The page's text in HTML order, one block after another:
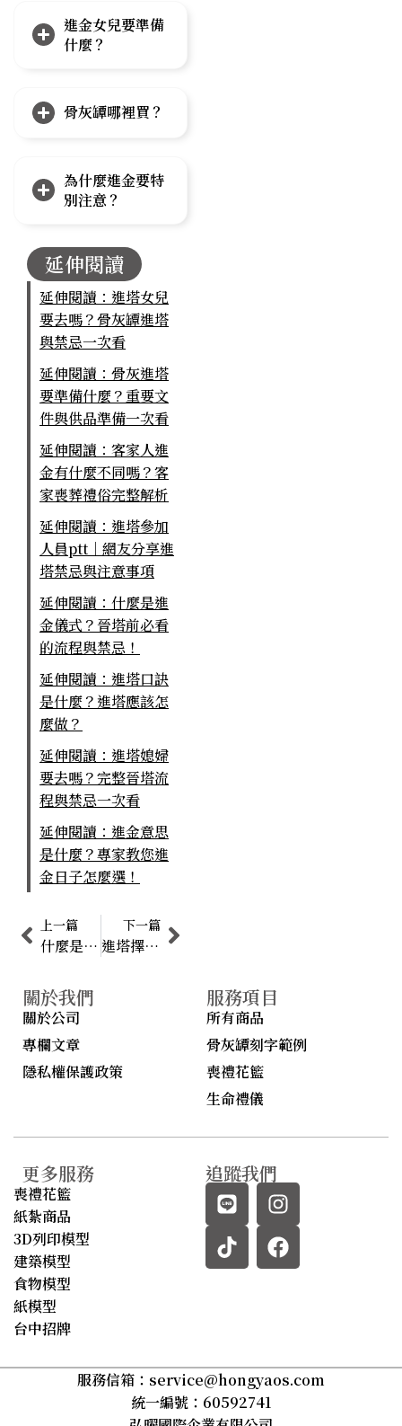
進金女兒要準備
什麼？
骨灰罈哪裡買？
為什麼進金要特
別注意？
延伸閱讀
延伸閱讀：進塔女兒
要去嗎？骨灰罈進塔
與禁忌一次看
延伸閱讀：骨灰進塔
要準備什麼？重要文
件與供品準備一次看
延伸閱讀：客家人進
金有什麼不同嗎？客
家喪葬禮俗完整解析
延伸閱讀：進塔參加
人員ptt｜網友分享進
塔禁忌與注意事項
延伸閱讀：什麼是進
金儀式？晉塔前必看
的流程與禁忌！
延伸閱讀：進塔口訣
是什麼？進塔應該怎
麼做？
延伸閱讀：進塔媳婦
要去嗎？完整晉塔流
程與禁忌一次看
延伸閱讀：進金意思
是什麼？專家教您進
金日子怎麼選！
上一篇
什麼是晉塔？進塔儀式時間要多久？
下一篇
進塔擇日如何挑日子？祖先骨灰罈進塔注意事項
關於我們
關於公司
專欄文章
隱私權保護政策
服務項目
所有商品
骨灰罈刻字範例
喪禮花籃
生命禮儀
更多服務
喪禮花籃
紙紮商品
3D列印模型
建築模型
食物模型
紙模型
台中招牌
追蹤我們
服務信箱： service@hongyaos.com
統一編號：60592741